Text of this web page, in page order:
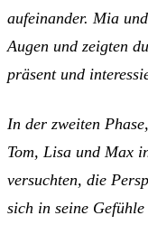
aufeinander. Mia
Augen und zeigten
präsent und
In der zweiten
Tom, Lisa und Max
versuchten, die
sich in seine